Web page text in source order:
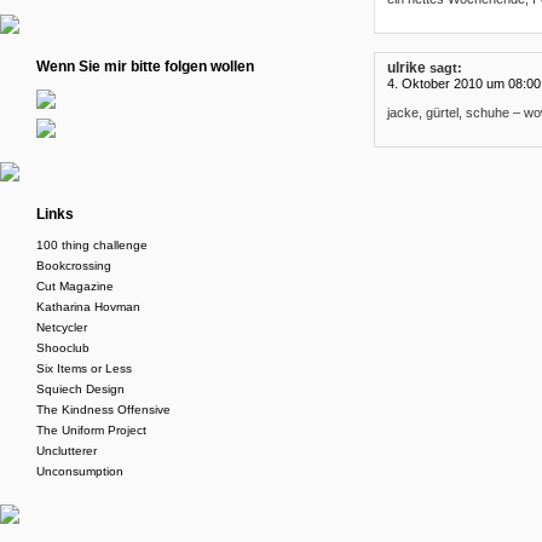
ulrike sagt:
4. Oktober 2010 um 08:00
jacke, gürtel, schuhe –
Wenn Sie mir bitte folgen wollen
Links
100 thing challenge
Bookcrossing
Cut Magazine
Katharina Hovman
Netcycler
Shooclub
Six Items or Less
Squiech Design
The Kindness Offensive
The Uniform Project
Unclutterer
Unconsumption